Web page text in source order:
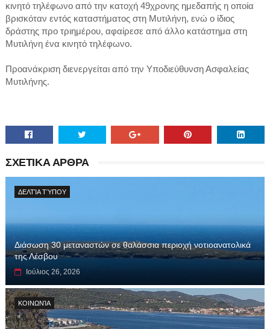
κινητό τηλέφωνο από την κατοχή 49χρονης ημεδαπής η οποία
βρισκόταν εντός καταστήματος στη Μυτιλήνη, ενώ ο ίδιος
δράστης προ τριημέρου, αφαίρεσε από άλλο κατάστημα στη
Μυτιλήνη ένα κινητό τηλέφωνο.
Προανάκριση διενεργείται από την Υποδιεύθυνση Ασφαλείας
Μυτιλήνης.
ΣΧΕΤΙΚΑ ΑΡΘΡΑ
ΔΕΛΤΊΑ ΤΎΠΟΥ
Διάσωση 30 μεταναστών σε θαλάσσια περιοχή νοτιοανατολικά
της Λέσβου
Ιούλιος 26, 2026
ΚΟΙΝΩΝΊΑ